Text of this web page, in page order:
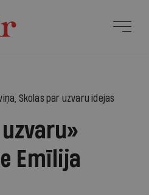
Skolas par uzvaru idejas
Emīlija